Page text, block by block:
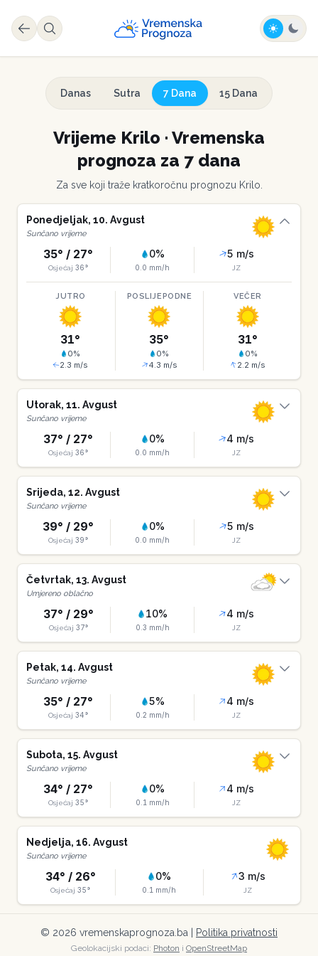
Danas Sutra 7 Dana 15 Dana
Vrijeme Krilo · Vremenska
prognoza za 7 dana
Za sve koji traže kratkoročnu prognozu Krilo
Ponedjeljak, 10. Avgust
Sunčano vrijeme
35° / 27°
Osjećaj 36°
0%
0.0 mm/h
5 m/s
JZ
JUTRO
31°
0%
2.3 m/s
POSLIJEPODNE
35°
0%
4.3 m/s
VEČER
31°
0%
2.2 m/s
Utorak, 11. Avgust
Sunčano vrijeme
37° / 27°
Osjećaj 36°
0%
0.0 mm/h
4 m/s
JZ
Srijeda, 12. Avgust
Sunčano vrijeme
39° / 29°
Osjećaj 39°
0%
0.0 mm/h
5 m/s
JZ
Četvrtak, 13. Avgust
Umjereno oblačno
37° / 29°
Osjećaj 37°
10%
0.3 mm/h
4 m/s
JZ
Petak, 14. Avgust
Sunčano vrijeme
35° / 27°
Osjećaj 34°
5%
0.2 mm/h
4 m/s
JZ
Subota, 15. Avgust
Sunčano vrijeme
34° / 27°
Osjećaj 35°
0%
0.1 mm/h
4 m/s
JZ
Nedjelja, 16. Avgust
Sunčano vrijeme
34° / 26°
Osjećaj 35°
0%
0.1 mm/h
3 m/s
JZ
© 2026 vremenskaprognoza.ba | Politika privatnosti
Geolokacijski podaci: Photon i OpenStreetMap